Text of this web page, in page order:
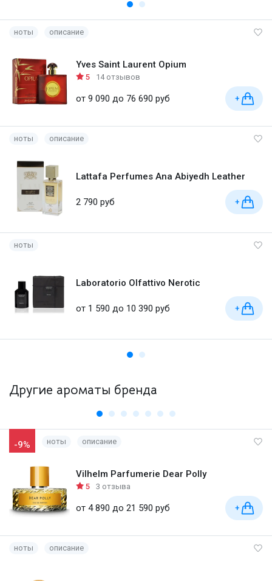
ноты описание
Yves Saint Laurent Opium
5 14 отзывов
от 9 090 до 76 690 руб +
ноты описание
Lattafa Perfumes Ana Abiyedh Leather
2 790 руб +
ноты
Laboratorio Olfattivo Nerotic
от 1 590 до 10 390 руб +
Другие ароматы бренда
-9% ноты описание
Vilhelm Parfumerie Dear Polly
5 3 отзыва
от 4 890 до 21 590 руб +
ноты описание